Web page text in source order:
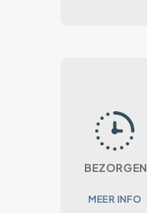
BEZORGEN
MEER INFO